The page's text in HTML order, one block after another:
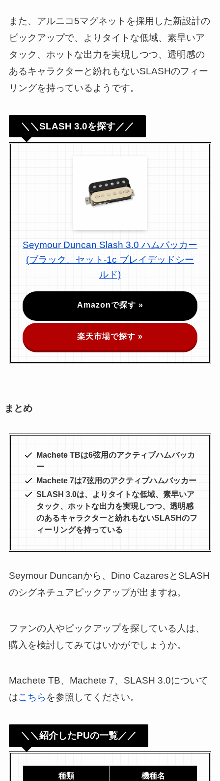
また、アルニコ5マグネットを採用した新設計の
ピックアップで、よりタイトな低域、素早いア
タック、ホットな出力を実現しつつ、透明感の
あるキャラクターと紛れもないSLASHのフィー
リングを持っているようです。
＼＼SLASH 3.0を探す／／
Seymour Duncan Slash 3.0 ハムバッカー
(ブラック、セット-1c ブレイデッドシー
ルド)
Amazonで探す »
楽天市場で探す »
まとめ
Machete TBは6弦用のアクティブハムバッカ
ー
Machete 7は7弦用のアクティブハムバッカー
SLASH 3.0は、よりタイトな低域、素早いア
タック、ホットな出力を実現しつつ、透明感
のあるキャラクターと紛れもないSLASHのフ
ィーリングを持っている
Seymour Duncanから、Dino CazaresとSLASH
のシグネチュアピックアップが出ますね。
ファンの人やピックアップを探している人は、
購入を検討してみてはいかがでしょうか。
Machete TB、Machete 7、SLASH 3.0について
はこちら を参照してください。
＼＼紹介したPUの一覧／／
種類 機種名